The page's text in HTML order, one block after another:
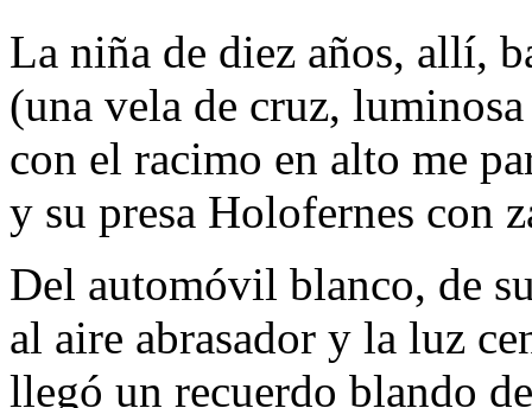
La niña de diez años, allí,
(una vela de cruz,
con el racimo en alto me
y su presa Holofernes con
Del automóvil blanco, de
al aire abrasador y la luz
llegó un recuerdo blando